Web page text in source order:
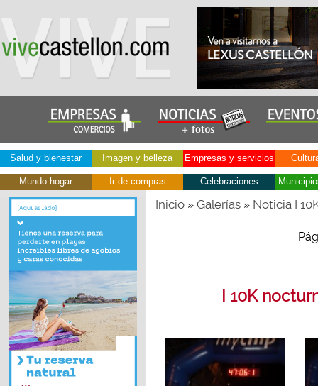
Salud y bienestar Imagen y belleza Empresas y servicios
Mundo hogar Ir de compras Celebraciones
Inicio» Galerías» Noticia I
I 10K